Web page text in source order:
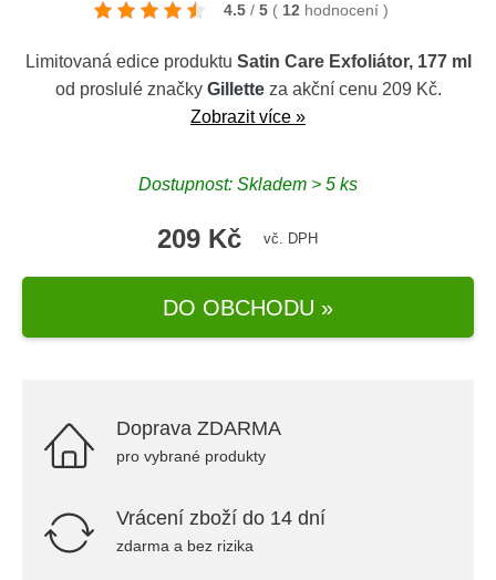
4.5 / 5 ( 12 hodnocení )
Limitovaná edice produktu Satin Care Exfoliátor, 177 ml
od proslulé značky Gilletteza akční cenu 209 Kč.
Zobrazit více »
Dostupnost: Skladem > 5 ks
209 Kč vč. DPH
DO OBCHODU »
Doprava ZDARMA
pro vybrané produkty
Vrácení zboží do 14 dní
zdarma a bez rizika